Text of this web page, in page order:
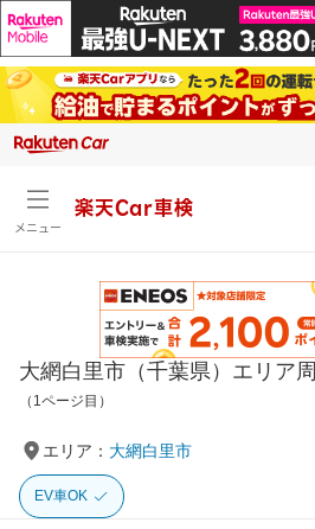
メニュー
楽天Car車検
大網白里市（千葉県）エリア
（1ページ目）
エリア： 大網白里市
EV車OK